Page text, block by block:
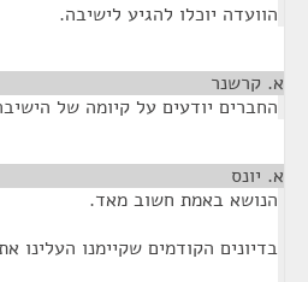
הוועדה יוכלו להגיע לישיבה.
א. קרשנר
החברים יודעים על קיומה של
א. יונס
הנושא באמת חשוב מאד.
בדיונים הקודמים שקיימנו העלינו